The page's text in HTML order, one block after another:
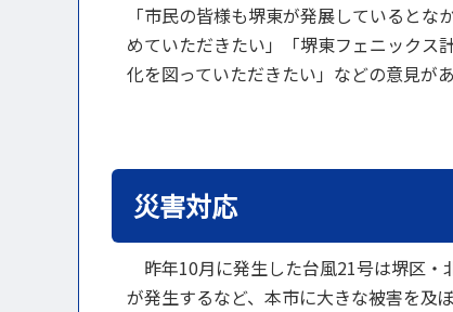
「市民の皆様も堺東が発展していると
めていただきたい」「堺東フェニックス
化を図っていただきたい」などの意見があ
災害対応
昨年10月に発生した台風21号は堺区・
が発生するなど、本市に大きな被害を及ぼ